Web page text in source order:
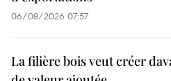
06/08/2026 07:57
La filière bois veut créer